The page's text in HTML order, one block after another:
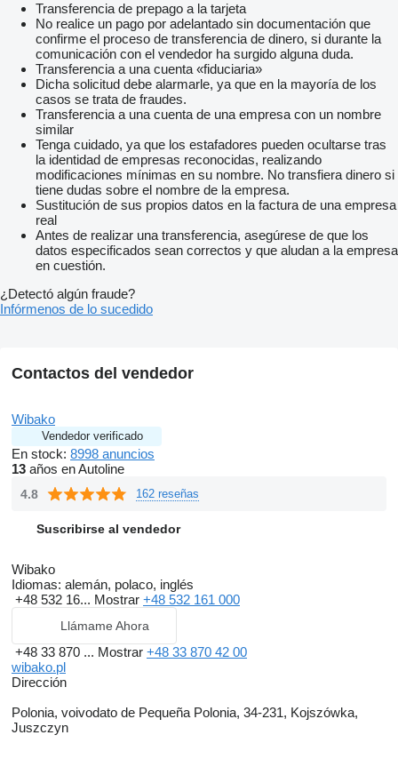
Transferencia de prepago a la tarjeta
No realice un pago por adelantado sin documentación que
confirme el proceso de transferencia de dinero, si durante la
comunicación con el vendedor ha surgido alguna duda.
Transferencia a una cuenta «fiduciaria»
Dicha solicitud debe alarmarle, ya que en la mayoría de los
casos se trata de fraudes.
Transferencia a una cuenta de una empresa con un nombre
similar
Tenga cuidado, ya que los estafadores pueden ocultarse tras
la identidad de empresas reconocidas, realizando
modificaciones mínimas en su nombre. No transfiera dinero si
tiene dudas sobre el nombre de la empresa.
Sustitución de sus propios datos en la factura de una empresa
real
Antes de realizar una transferencia, asegúrese de que los
datos especificados sean correctos y que aludan a la empresa
en cuestión.
¿Detectó algún fraude?
Infórmenos de lo sucedido
Contactos del vendedor
Wibako
Vendedor verificado
En stock: 8998 anuncios
13 años en Autoline
4.8 162 reseñas
Suscribirse al vendedor
Wibako
Idiomas: alemán, polaco, inglés
+48 532 16... Mostrar +48 532 161 000
Llámame Ahora
+48 33 870 ... Mostrar +48 33 870 42 00
wibako.pl
Dirección
Polonia, voivodato de Pequeña Polonia, 34-231, Kojszówka,
Juszczyn